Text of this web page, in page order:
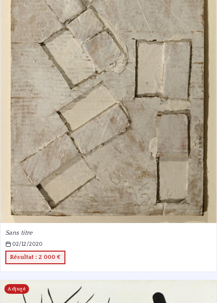
Sans titre
02/12/2020
Résultat : 2 000 €
Adjugé